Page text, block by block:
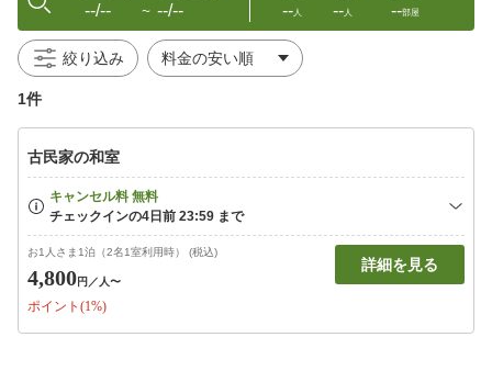
--/-- 〜 --/-- --人 --人 --部屋
絞り込み
1件
古民家の和室
お1人さま1泊（2名1室利用時） (税込)
4,800円 ／人〜
ポイント(1%)
詳細を見る